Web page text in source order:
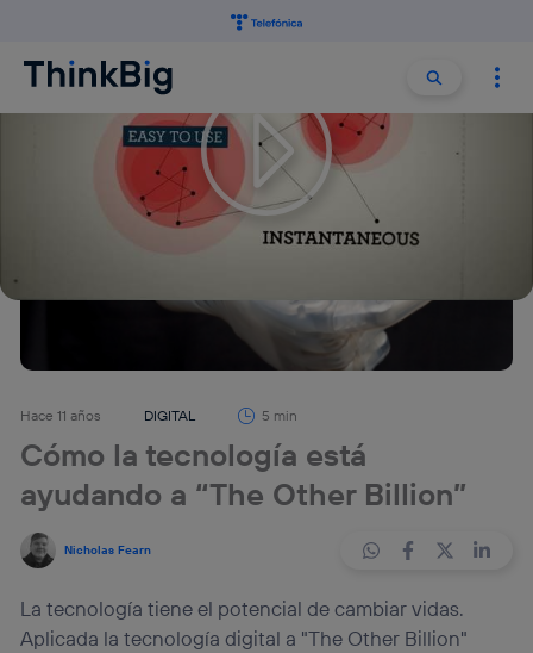
Buscar
Hace 11 años DIGITAL 5 min
Cómo la tecnología está
ayudando a “The Other Billion”
Nicholas Fearn
La tecnología tiene el potencial de cambiar vidas.
Aplicada la tecnología digital a "The Other Billion"